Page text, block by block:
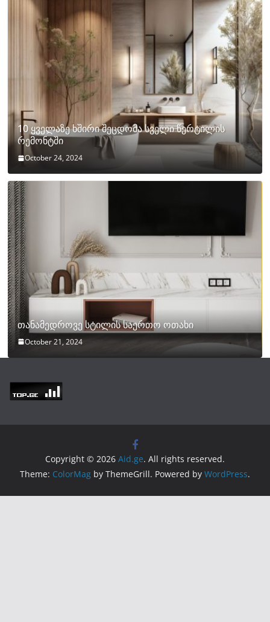
10 ყველაზე ხშირი შეცდომა სველი წერტილის
რემონტში
October 24, 2024
თანამედროვე სტილის საერთო ოთახი
October 21, 2024
Copyright © 2026 Aid.ge. All rights reserved.
Theme: ColorMag by ThemeGrill. Powered by WordPress.